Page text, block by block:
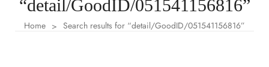
“detail/GoodID/051541156816”
Home > Search results for “detail/GoodID/051541156816”